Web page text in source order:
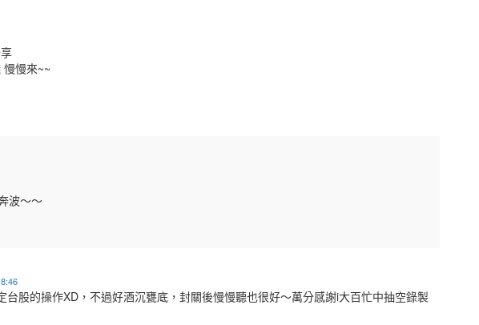
慢來~~
波～～
台股的操作XD，不過好酒沉甕底，封關後慢慢聽也很好～萬分感謝i大百忙中抽空錄製